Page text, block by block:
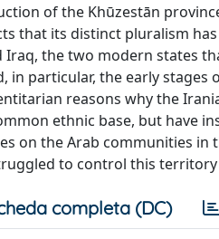
of the Khūzestān
that its distinct pluralism
the two modern states
in particular, the early
reasons why the
ethnic base, but have
on the Arab communities in
to control this
completa (DC)